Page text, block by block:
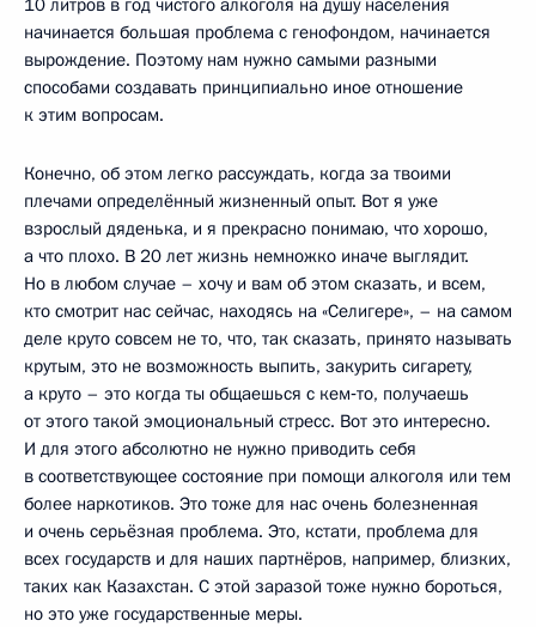
10 литров в год чистого алкоголя на душу населения
начинается большая проблема с генофондом, начинается
вырождение. Поэтому нам нужно самыми разными
способами создавать принципиально иное отношение
к этим вопросам.
Конечно, об этом легко рассуждать, когда за твоими
плечами определённый жизненный опыт. Вот я уже
взрослый дяденька, и я прекрасно понимаю, что хорошо,
а что плохо. В 20 лет жизнь немножко иначе выглядит.
Но в любом случае – хочу и вам об этом сказать, и всем,
кто смотрит нас сейчас, находясь на «Селигере», – на самом
деле круто совсем не то, что, так сказать, принято называть
крутым, это не возможность выпить, закурить сигарету,
а круто – это когда ты общаешься с кем‑то, получаешь
от этого такой эмоциональный стресс. Вот это интересно.
И для этого абсолютно не нужно приводить себя
в соответствующее состояние при помощи алкоголя или тем
более наркотиков. Это тоже для нас очень болезненная
и очень серьёзная проблема. Это, кстати, проблема для
всех государств и для наших партнёров, например, близких,
таких как Казахстан. С этой заразой тоже нужно бороться,
но это уже государственные меры.